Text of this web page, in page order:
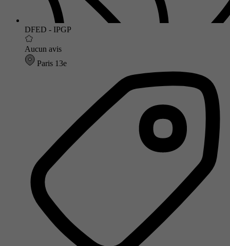
DFED - IPGP
Aucun avis
Paris 13e